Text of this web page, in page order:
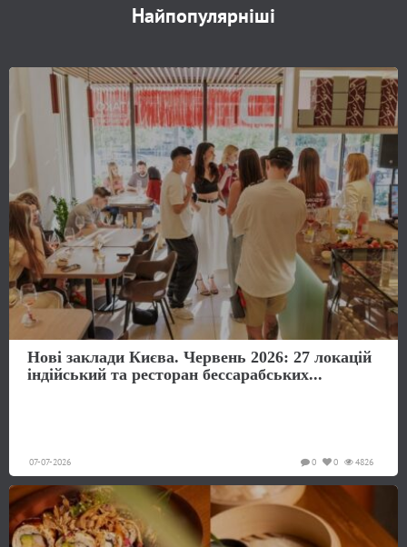
Найпопулярніші
Нові заклади Києва. Червень 2026: 27 локацій
індійський та ресторан бессарабських...
07-07-2026 4826
0
0